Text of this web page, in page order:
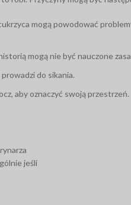
mogą powodować
mogą nie być nauczone
do sikania.
aby oznaczyć swoją przestrzeń.
jeśli